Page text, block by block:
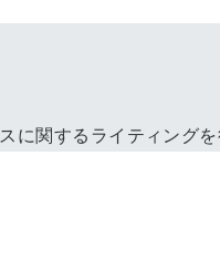
に関するライティング